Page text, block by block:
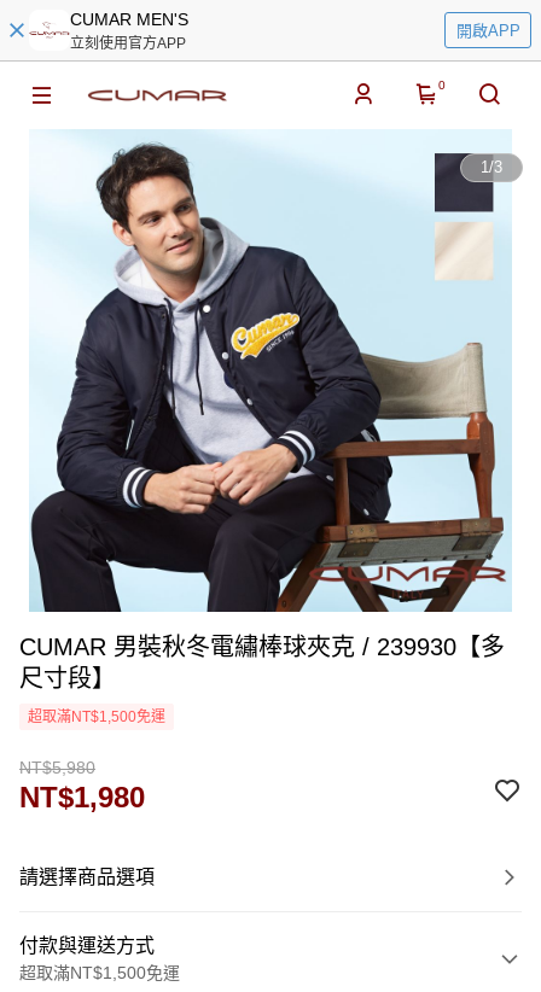
CUMAR MEN'S
立刻使用官方APP
開啟APP
0
1/3
CUMAR 男裝秋冬電繡棒球夾克 / 239930【多
尺寸段】
超取滿NT$1,500免運
NT$5,980
NT$1,980
請選擇商品選項
付款與運送方式
超取滿NT$1,500免運